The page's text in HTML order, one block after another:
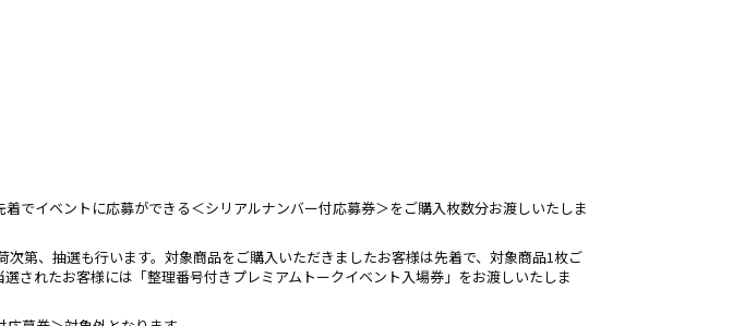
でイベントに応募ができる＜シリアルナンバー付応募券＞をご購入枚数分お渡しいたしま
第、抽選も行います。対象商品をご購入いただきましたお客様は先着で、対象商品1枚ご
されたお客様には「整理番号付きプレミアムトークイベント入場券」をお渡しいたしま